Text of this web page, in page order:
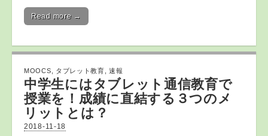
Read more →
MOOCS タブレット教育 ,速報
中学生にはタブレット 通信教育で
授業を！成績に直結する３つのメ
リットとは？
2018-11-18